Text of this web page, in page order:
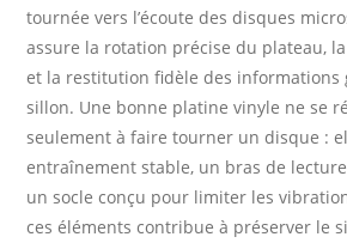
tournée vers l’écoute des disques
assure la rotation précise du plateau,
et la restitution fidèle des informations
sillon. Une bonne platine vinyle ne se
seulement à faire tourner un disque :
entraînement stable, un bras de
un socle conçu pour limiter les
ces éléments contribue à préserver le